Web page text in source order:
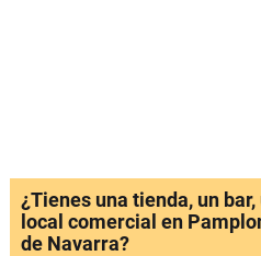
¿Tienes una tienda, un
local comercial en
de Navarra?